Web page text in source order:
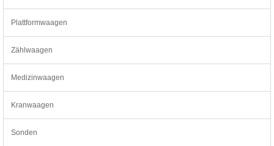
Plattformwaagen
Zählwaagen
Medizinwaagen
Kranwaagen
Sonden